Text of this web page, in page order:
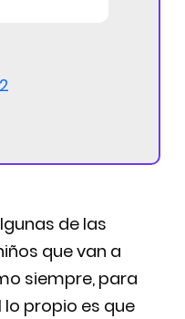
de las
que van a
siempre, para
propio es que